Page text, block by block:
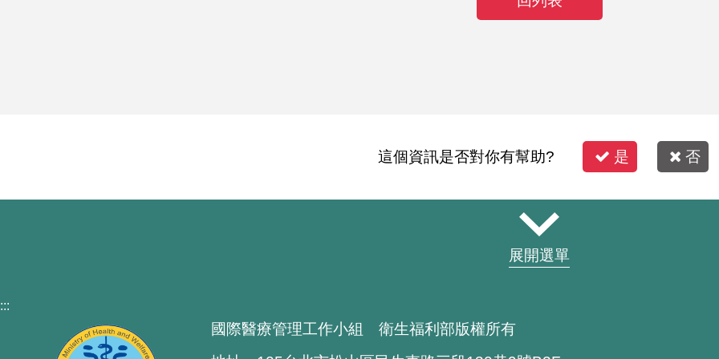
這個資訊是否對你有幫助? 是 否
展開選單
:::
國際醫療管理工作小組 衛生福利部版權所有